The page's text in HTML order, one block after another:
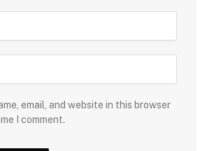
email, and website in this browser
I comment.